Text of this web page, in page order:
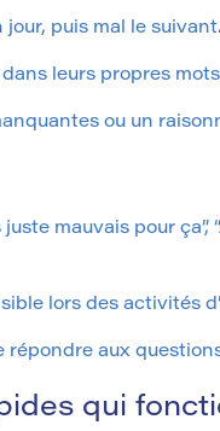
puis mal le suivant.
leurs propres
ou un
mauvais pour ça”,
lors des activités
répondre aux
qui